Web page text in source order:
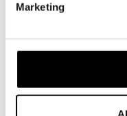
Marketing
NYHETER 11.6.2026